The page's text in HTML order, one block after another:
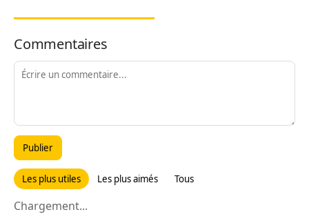
Commentaires
Publier
Les plus utiles Les plus aimés Tous
Chargement...